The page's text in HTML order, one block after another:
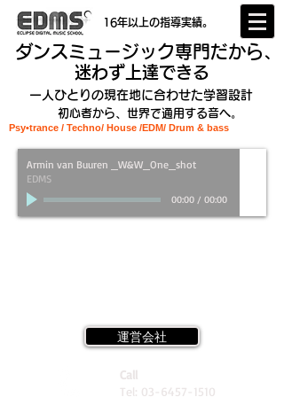
16年以上の指導実績。
ダンスミュージック専門だから、
迷わず上達できる
一人ひとりの現在地に合わせた学習設計
初心者から、世界で通用する音へ。
Psy•trance / Techno/ House /EDM/ Drum & bass
Armin van Buuren _W&W_One_shot
EDMS
00:00/ 00:00
運営会社
Call
Tel: 03-6457-1510